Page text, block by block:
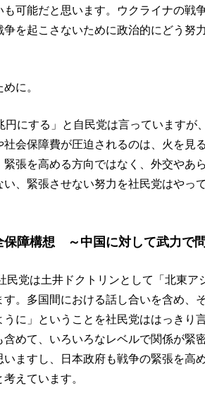
可能だと思います。ウクライナの戦
を起こさないために政治的にどう努
に。
円にする」と自民党は言っていますが
会保障費が圧迫されるのは、火を見
張を高める方向ではなく、外交やあ
、緊張させない努力を社民党はやっ
保障構想 ～中国に対して武力で
民党は土井ドクトリンとして「北東ア
。多国間における話し合いを含め、
うに」ということを社民党ははっきり
めて、いろいろなレベルで関係が緊
ますし、日本政府も戦争の緊張を高
えています。